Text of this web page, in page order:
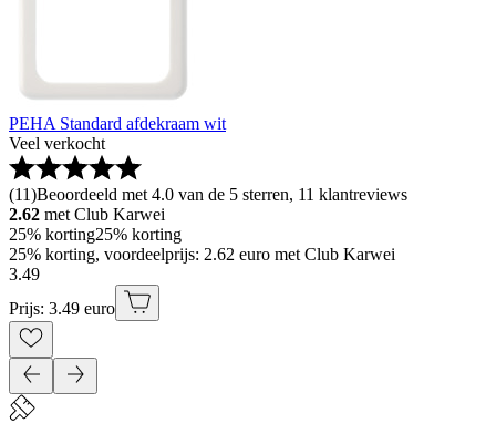
PEHA Standard afdekraam wit
Veel verkocht
(11)Beoordeeld met 4.0 van de 5 sterren, 11 klantreviews
2.62 met Club Karwei
25% korting25% korting
25% korting, voordeelprijs: 2.62 euro met Club Karwei
3.49
Prijs: 3.49 euro